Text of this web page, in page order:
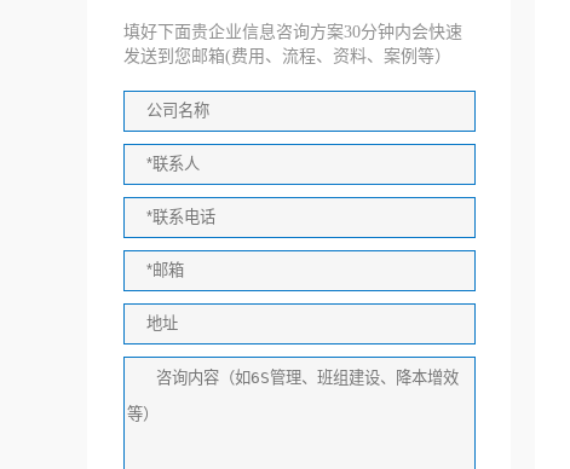
填好下面贵企业信息咨询方案30分钟内会快速
发送到您邮箱(费用、流程、资料、案例等）